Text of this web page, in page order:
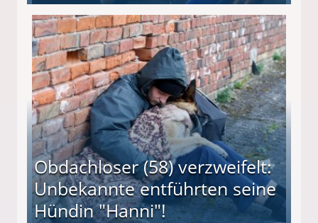
Mutter freigesprochen!
Obdachloser (58) verzweifelt:
Unbekannte entführten seine
Hündin "Hanni"!